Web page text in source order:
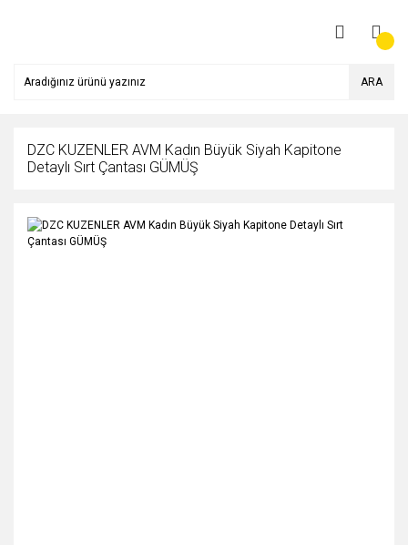
ARA
DZC KUZENLER AVM Kadın Büyük Siyah Kapitone
Detaylı Sırt Çantası GÜMÜŞ